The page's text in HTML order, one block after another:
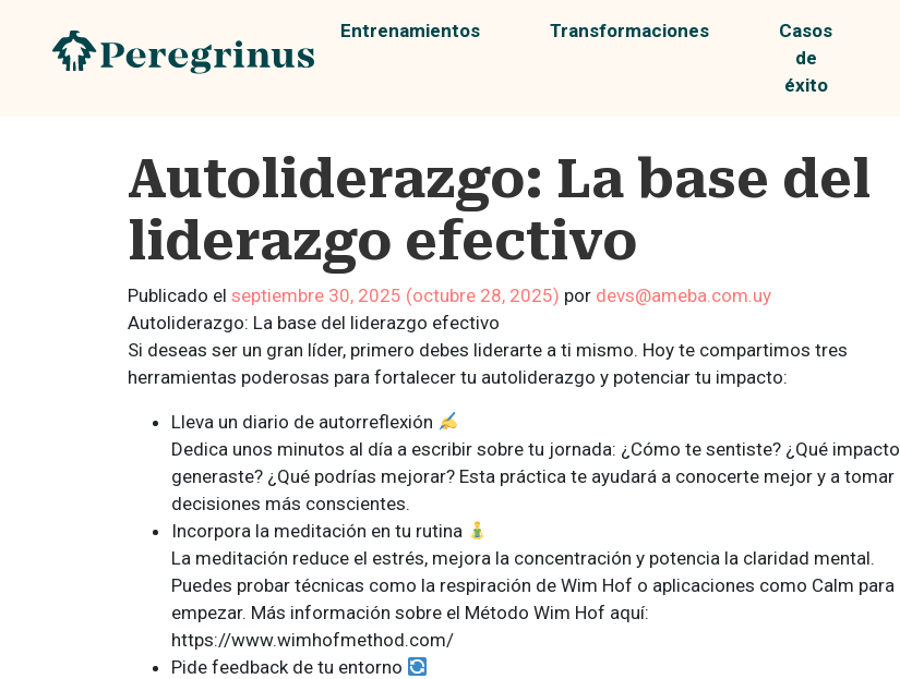
Entrenamientos
Transformaciones
Casos
de
éxito
Autoliderazgo: La base del
liderazgo efectivo
Publicado el septiembre 30, 2025 (octubre 28, 2025) por devs@ameba.com.uy
Autoliderazgo: La base del liderazgo efectivo
Si deseas ser un gran líder, primero debes liderarte a ti mismo. Hoy te compartimos tres
herramientas poderosas para fortalecer tu autoliderazgo y potenciar tu impacto:
Lleva un diario de autorreflexión
Dedica unos minutos al día a escribir sobre tu jornada: ¿Cómo te sentiste? ¿Qué impacto
generaste? ¿Qué podrías mejorar? Esta práctica te ayudará a conocerte mejor y a tomar
decisiones más conscientes.
Incorpora la meditación en tu rutina
La meditación reduce el estrés, mejora la concentración y potencia la claridad mental.
Puedes probar técnicas como la respiración de Wim Hof o aplicaciones como Calm para
empezar. Más información sobre el Método Wim Hof aquí:
https://www.wimhofmethod.com/
Pide feedback de tu entorno